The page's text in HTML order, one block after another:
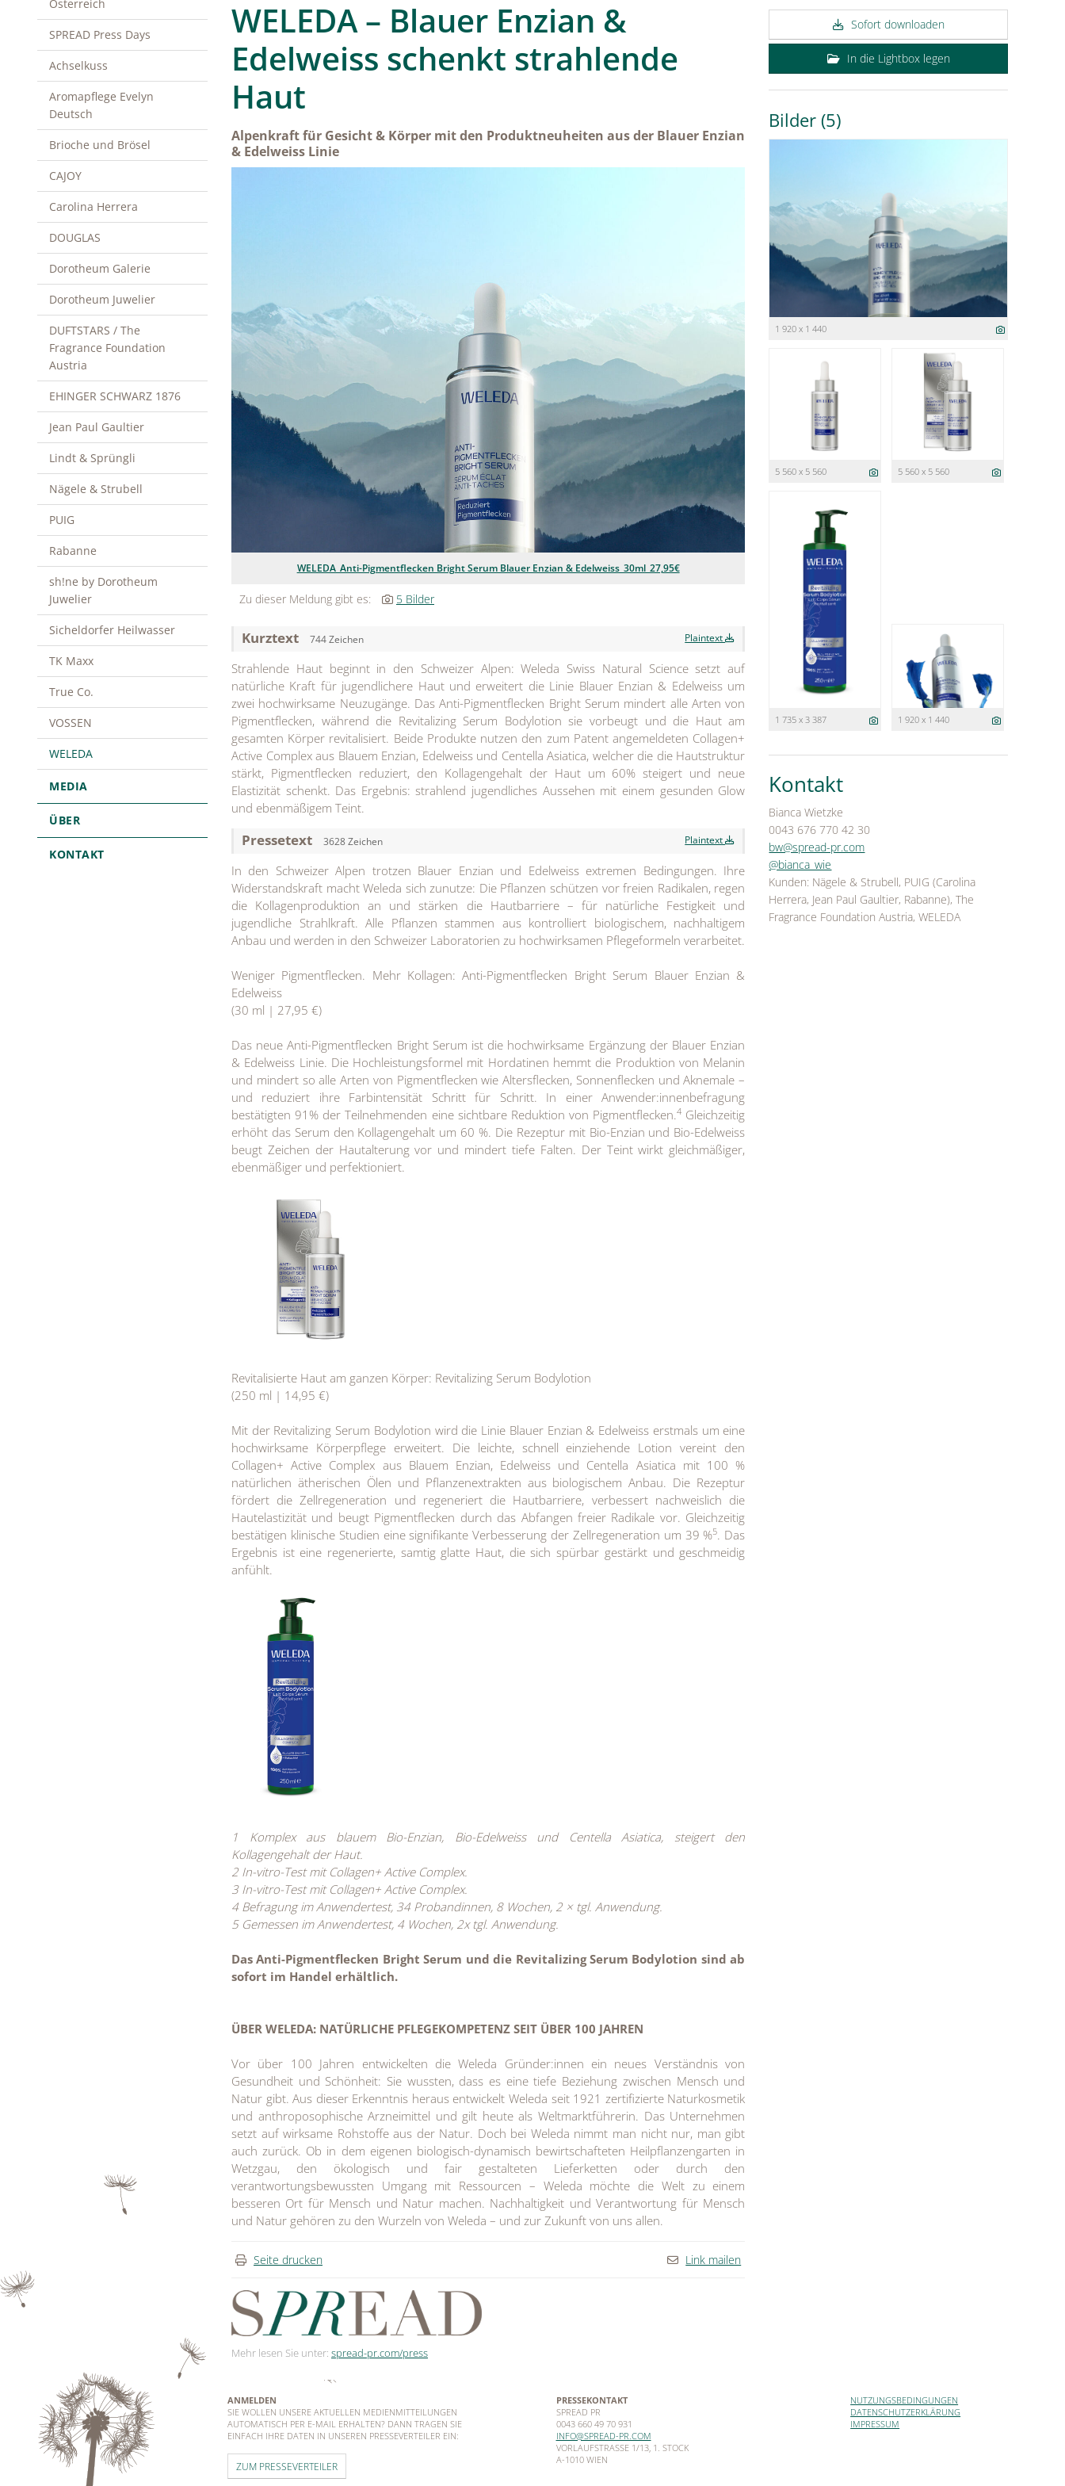
Österreich
SPREAD Press Days
Achselkuss
Aromapflege Evelyn
Deutsch
Brioche und Brösel
CAJOY
Carolina Herrera
DOUGLAS
Dorotheum Galerie
Dorotheum Juwelier
DUFTSTARS / The
Fragrance Foundation
Austria
EHINGER SCHWARZ 1876
Jean Paul Gaultier
Lindt & Sprüngli
Nägele & Strubell
PUIG
Rabanne
sh!ne by Dorotheum
Juwelier
Sicheldorfer Heilwasser
TK Maxx
True Co.
VOSSEN
WELEDA
MEDIA
ÜBER
KONTAKT
WELEDA – Blauer Enzian &
Edelweiss schenkt strahlende
Haut
Alpenkraft für Gesicht & Körper mit den Produktneuheiten aus der Blauer Enzian
& Edelweiss Linie
WELEDA_Anti-Pigmentflecken Bright Serum Blauer Enzian & Edelweiss_30ml_27,95€
Zu dieser Meldung gibt es: 5 Bilder
Kurztext 744 Zeichen Plaintext
Strahlende Haut beginnt in den Schweizer Alpen: Weleda Swiss Natural Science setzt auf
natürliche Kraft für jugendlichere Haut und erweitert die Linie Blauer Enzian & Edelweiss um
zwei hochwirksame Neuzugänge. Das Anti-Pigmentflecken Bright Serum mindert alle Arten von
Pigmentflecken, während die Revitalizing Serum Bodylotion sie vorbeugt und die Haut am
gesamten Körper revitalisiert. Beide Produkte nutzen den zum Patent angemeldeten Collagen+
Active Complex aus Blauem Enzian, Edelweiss und Centella Asiatica, welcher die die Hautstruktur
stärkt, Pigmentflecken reduziert, den Kollagengehalt der Haut um 60% steigert und neue
Elastizität schenkt. Das Ergebnis: strahlend jugendliches Aussehen mit einem gesunden Glow
und ebenmäßigem Teint.
Pressetext 3628 Zeichen Plaintext
In den Schweizer Alpen trotzen Blauer Enzian und Edelweiss extremen Bedingungen. Ihre
Widerstandskraft macht Weleda sich zunutze: Die Pflanzen schützen vor freien Radikalen, regen
die Kollagenproduktion an und stärken die Hautbarriere – für natürliche Festigkeit und
jugendliche Strahlkraft. Alle Pflanzen stammen aus kontrolliert biologischem, nachhaltigem
Anbau und werden in den Schweizer Laboratorien zu hochwirksamen Pflegeformeln verarbeitet.
Weniger Pigmentflecken. Mehr Kollagen: Anti-Pigmentflecken Bright Serum Blauer Enzian &
Edelweiss
(30 ml | 27,95 €)
Das neue Anti-Pigmentflecken Bright Serum ist die hochwirksame Ergänzung der Blauer Enzian
& Edelweiss Linie. Die Hochleistungsformel mit Hordatinen hemmt die Produktion von Melanin
und mindert so alle Arten von Pigmentflecken wie Altersflecken, Sonnenflecken und Aknemale –
und reduziert ihre Farbintensität Schritt für Schritt. In einer Anwender:innenbefragung
bestätigten 91% der Teilnehmenden eine sichtbare Reduktion von Pigmentflecken.4 Gleichzeitig
erhöht das Serum den Kollagengehalt um 60 %. Die Rezeptur mit Bio-Enzian und Bio-Edelweiss
beugt Zeichen der Hautalterung vor und mindert tiefe Falten. Der Teint wirkt gleichmäßiger,
ebenmäßiger und perfektioniert.
Revitalisierte Haut am ganzen Körper: Revitalizing Serum Bodylotion
(250 ml | 14,95 €)
Mit der Revitalizing Serum Bodylotion wird die Linie Blauer Enzian & Edelweiss erstmals um eine
hochwirksame Körperpflege erweitert. Die leichte, schnell einziehende Lotion vereint den
Collagen+ Active Complex aus Blauem Enzian, Edelweiss und Centella Asiatica mit 100 %
natürlichen ätherischen Ölen und Pflanzenextrakten aus biologischem Anbau. Die Rezeptur
fördert die Zellregeneration und regeneriert die Hautbarriere, verbessert nachweislich die
Hautelastizität und beugt Pigmentflecken durch das Abfangen freier Radikale vor. Gleichzeitig
bestätigen klinische Studien eine signifikante Verbesserung der Zellregeneration um 39 %5. Das
Ergebnis ist eine regenerierte, samtig glatte Haut, die sich spürbar gestärkt und geschmeidig
anfühlt.
1 Komplex aus blauem Bio-Enzian, Bio-Edelweiss und Centella Asiatica, steigert den
Kollagengehalt der Haut.
2 In-vitro-Test mit Collagen+ Active Complex.
3 In-vitro-Test mit Collagen+ Active Complex.
4 Befragung im Anwendertest, 34 Probandinnen, 8 Wochen, 2 × tgl. Anwendung.
5 Gemessen im Anwendertest, 4 Wochen, 2x tgl. Anwendung.
Das Anti-Pigmentflecken Bright Serum und die Revitalizing Serum Bodylotion sind ab
sofort im Handel erhältlich.
ÜBER WELEDA: NATÜRLICHE PFLEGEKOMPETENZ SEIT ÜBER 100 JAHREN
Vor über 100 Jahren entwickelten die Weleda Gründer:innen ein neues Verständnis von
Gesundheit und Schönheit: Sie wussten, dass es eine tiefe Beziehung zwischen Mensch und
Natur gibt. Aus dieser Erkenntnis heraus entwickelt Weleda seit 1921 zertifizierte Naturkosmetik
und anthroposophische Arzneimittel und gilt heute als Weltmarktführerin. Das Unternehmen
setzt auf wirksame Rohstoffe aus der Natur. Doch bei Weleda nimmt man nicht nur, man gibt
auch zurück. Ob in dem eigenen biologisch-dynamisch bewirtschafteten Heilpflanzengarten in
Wetzgau, den ökologisch und fair gestalteten Lieferketten oder durch den
verantwortungsbewussten Umgang mit Ressourcen – Weleda möchte die Welt zu einem
besseren Ort für Mensch und Natur machen. Nachhaltigkeit und Verantwortung für Mensch
und Natur gehören zu den Wurzeln von Weleda – und zur Zukunft von uns allen.
Seite drucken Link mailen
Mehr lesen Sie unter: spread-pr.com/press
Sofort downloaden
In die Lightbox legen
Bilder (5)
1 920 x 1 440
5 560 x 5 560 5 560 x 5 560
1 735 x 3 387 1 920 x 1 440
Kontakt
Bianca Wietzke
0043 676 770 42 30
bw@spread-pr.com
@bianca_wie
Kunden: Nägele & Strubell, PUIG (Carolina
Herrera, Jean Paul Gaultier, Rabanne), The
Fragrance Foundation Austria, WELEDA
ANMELDEN
SIE WOLLEN UNSERE AKTUELLEN MEDIENMITTEILUNGEN
AUTOMATISCH PER E-MAIL ERHALTEN? DANN TRAGEN SIE
EINFACH IHRE DATEN IN UNSEREN PRESSEVERTEILER EIN:
ZUM PRESSEVERTEILER
PRESSEKONTAKT
SPREAD PR
0043 660 49 70 931
INFO@SPREAD-PR.COM
VORLAUFSTRASSE 1/13, 1. STOCK
A-1010 WIEN
NUTZUNGSBEDINGUNGEN
DATENSCHUTZERKLÄRUNG
IMPRESSUM